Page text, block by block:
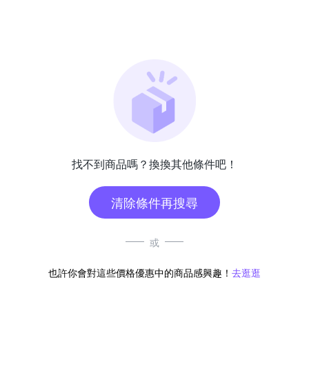
找不到商品嗎？換換其他條件吧！
清除條件再搜尋
或
也許你會對這些價格優惠中的商品感興趣！ 去逛逛